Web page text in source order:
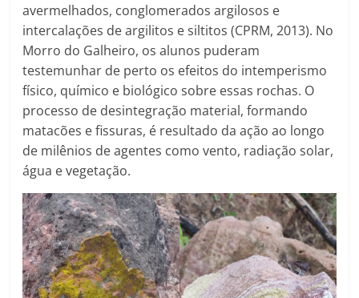
avermelhados, conglomerados argilosos e
intercalações de argilitos e siltitos (CPRM, 2013). No
Morro do Galheiro, os alunos puderam
testemunhar de perto os efeitos do intemperismo
físico, químico e biológico sobre essas rochas. O
processo de desintegração material, formando
matacões e fissuras, é resultado da ação ao longo
de milênios de agentes como vento, radiação solar,
água e vegetação.